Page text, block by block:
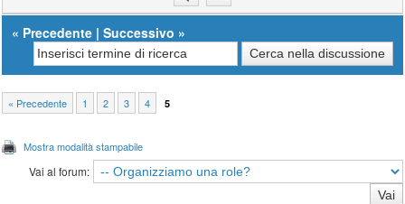
« Precedente |Successivo »
« Precedente 1 2 3 4 5
Mostra modalità stampabile
Vai al forum: